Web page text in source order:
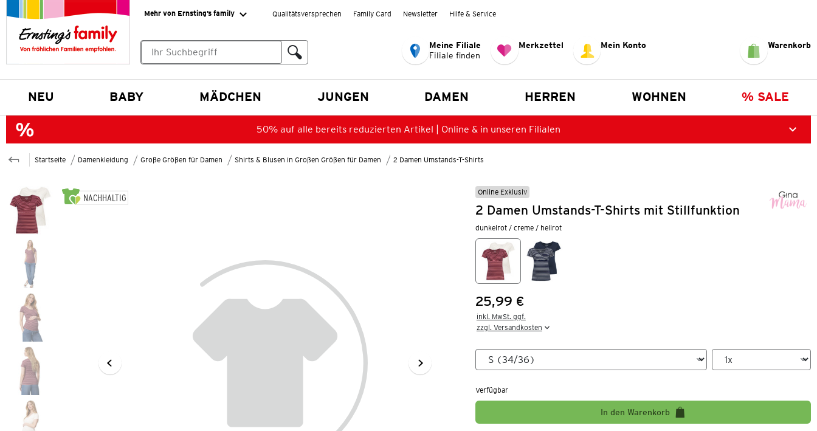
Mehr von Ernsting’s family Qualitätsversprechen Family Card Newsletter Hilfe & Service
Meine Filiale
Filiale finden
Merkzettel Mein Konto Warenkorb
NEU BABY MÄDCHEN JUNGEN DAMEN HERREN WOHNEN % SALE
50% auf alle bereits reduzierten Artikel | Online & in unseren Filialen
Startseite Damenkleidung Große Größen für Damen Shirts & Blusen in Großen Größen für Damen 2 Damen Umstands-T-Shirts
NACHHALTIG
Online Exklusiv
2 Damen Umstands-T-Shirts mit Stillfunktion
dunkelrot / creme / hellrot
Preis:
25,99 €
inkl. MwSt. ggf.
zzgl. Versandkosten
Verfügbar
In den Warenkorb